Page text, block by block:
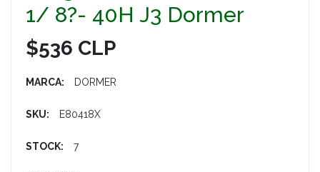
1/ 8?- 40H J3 Dormer
$536 CLP
MARCA: DORMER
SKU: E80418X
STOCK: 7